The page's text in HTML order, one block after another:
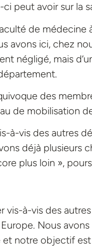
peut avoir sur la
de
avons ici, chez
négligé, mais
des
de mobilisation
à-vis des autres
déjà plusieurs
plus loin »,
vis-à-vis des
Nous
notre objectif est